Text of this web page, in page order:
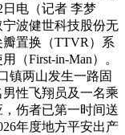
电（记者 李梦
波健世科技股份无
置换（TTVR）系
（First-in-Man）。
镇两山发生一路固
性飞翔员及一名乘
伤者已第一时间送
年度地方平安出产